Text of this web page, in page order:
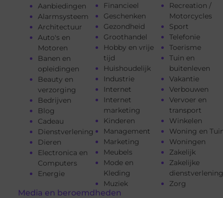
Aanbiedingen
Alarmsysteem
Architectuur
Auto's en
Motoren
Banen en
opleidingen
Beauty en
verzorging
Bedrijven
Blog
Cadeau
Dienstverlening
Dieren
Electronica en
Computers
Energie
Financieel
Geschenken
Gezondheid
Groothandel
Hobby en vrije
tijd
Huishoudelijk
Industrie
Internet
Internet
marketing
Kinderen
Management
Marketing
Meubels
Mode en
Kleding
Muziek
Recreation /
Motorcycles
Sport
Telefonie
Toerisme
Tuin en
buitenleven
Vakantie
Verbouwen
Vervoer en
transport
Winkelen
Woning en
Woningen
Zakelijk
Zakelijke
Zorg
Media en beroemdheden